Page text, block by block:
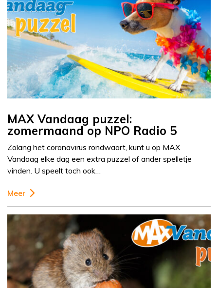
MAX Vandaag puzzel:
zomermaand op NPO Radio 5
Zolang het coronavirus rondwaart, kunt u op MAX
Vandaag elke dag een extra puzzel of ander spelletje
vinden. U speelt toch ook…
Meer